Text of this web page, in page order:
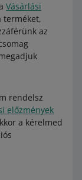
Vásárlási
terméket,
az
rendelsz
előzmények
a kérelmed